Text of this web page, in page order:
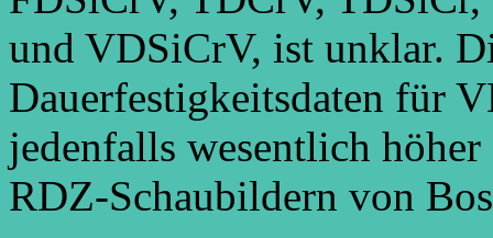
und VDSiCrV, ist unklar.
Dauerfestigkeitsdaten für
jedenfalls wesentlich
RDZ-Schaubildern von